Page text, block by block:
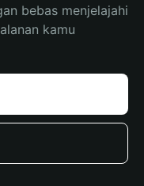
bebas menjelajahi
kamu